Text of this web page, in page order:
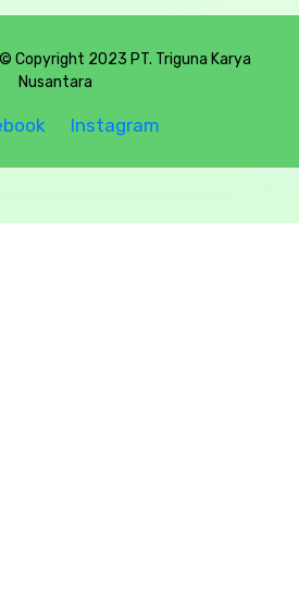
Copyright 2023 PT. Triguna Karya
Nusantara
Instagram